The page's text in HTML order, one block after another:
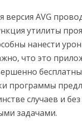
версия AVG
утилиты
нанести
что это
программы
случаев и
задачами.